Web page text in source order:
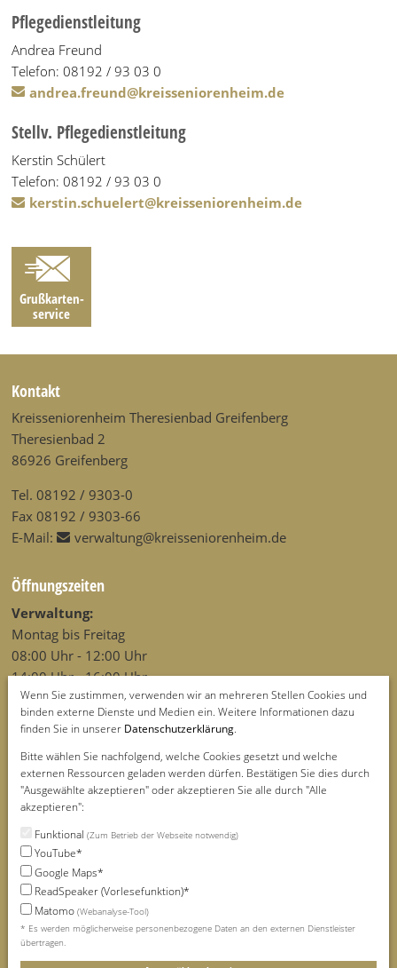
Pflegedienstleitung
Andrea Freund
Telefon: 08192 / 93 03 0
andrea.freund@kreisseniorenheim.de
Stellv. Pflegedienstleitung
Kerstin Schülert
Telefon: 08192 / 93 03 0
kerstin.schuelert@kreisseniorenheim.de
Grußkarten­
service
Kontakt
Kreisseniorenheim Theresienbad Greifenberg
Theresienbad 2
86926 Greifenberg
Tel. 08192 / 9303-0
Fax 08192 / 9303-66
E-Mail:
verwaltung@kreisseniorenheim.de
Öffnungszeiten
Verwaltung:
Montag bis Freitag
08:00 Uhr - 12:00 Uhr
14:00 Uhr - 16:00 Uhr
Wohnbereiche:
Angehörige und Besucher sind uns jederzeit willkommen.
Rechtliches & Infos
Startseite
Service
Bereich für Angehörige
Seitenübersicht
Schriftgröße
Datenschutzerklärung
Erklärung zur Barrierefreiheit
Wenn Sie zustimmen, verwenden wir an mehreren Stellen Cookies und
binden externe Dienste und Medien ein. Weitere Informationen dazu
finden Sie in unserer Datenschutzerklärung.
Bitte wählen Sie nachfolgend, welche Cookies gesetzt und welche
externen Ressourcen geladen werden dürfen. Bestätigen Sie dies durch
"Ausgewählte akzeptieren" oder akzeptieren Sie alle durch "Alle
akzeptieren":
Funktional(Zum Betrieb der Webseite notwendig)
YouTube*
Google Maps*
ReadSpeaker (Vorlesefunktion)*
Matomo(Webanalyse-Tool)
* Es werden möglicherweise personenbezogene Daten an den externen Dienstleister
übertragen.